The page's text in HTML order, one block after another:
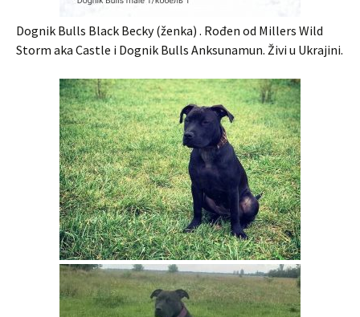
Dognik Bulls Black Becky (ženka) . Rođen od Millers Wild
Storm aka Castle i Dognik Bulls Anksunamun. Živi u Ukrajini.